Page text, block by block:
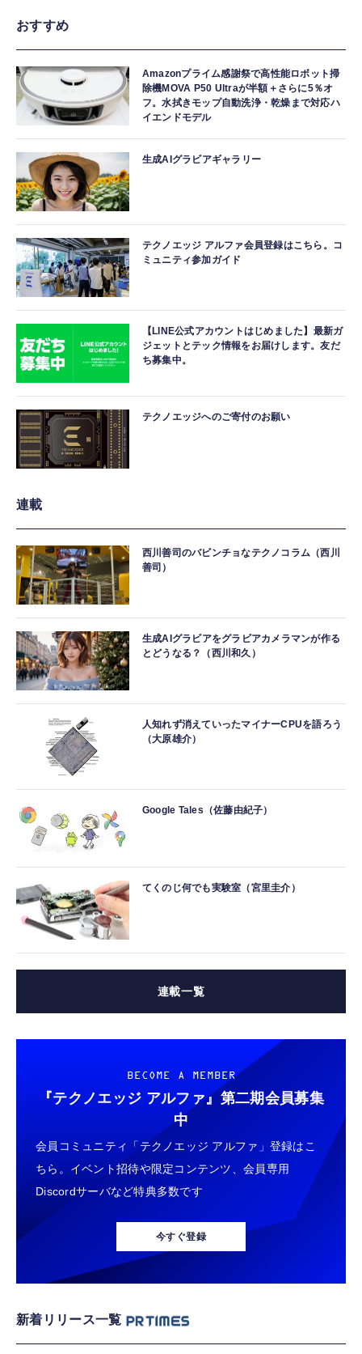
おすすめ
Amazonプライム感謝祭で高性能ロボット掃
除機MOVA P50 Ultraが半額＋さらに5％オ
フ。水拭きモップ自動洗浄・乾燥まで対応ハ
イエンドモデル
生成AIグラビアギャラリー
テクノエッジ アルファ会員登録はこちら。コ
ミュニティ参加ガイド
【LINE公式アカウントはじめました】最新ガ
ジェットとテック情報をお届けします。友だ
ち募集中。
テクノエッジへのご寄付のお願い
連載
西川善司のバビンチョなテクノコラム（西川
善司）
生成AIグラビアをグラビアカメラマンが作る
とどうなる？（西川和久）
人知れず消えていったマイナーCPUを語ろう
（大原雄介）
Google Tales（佐藤由紀子）
てくのじ何でも実験室（宮里圭介）
連載一覧
BECOME A MEMBER
『テクノエッジ アルファ』 第二期会員募集
中
会員コミュニティ「テクノエッジ アルファ」登録はこ
ちら。イベント招待や限定コンテンツ、会員専用
Discordサーバなど特典多数です
今すぐ登録
新着リリース一覧